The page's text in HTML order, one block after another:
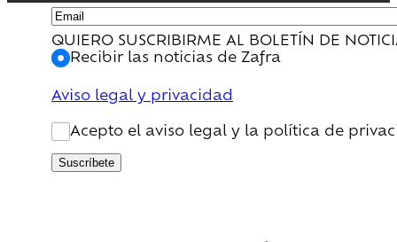
QUIERO SUSCRIBIRME AL BOLETÍN DE
Recibir las noticias de Zafra
Aviso legal y privacidad
Acepto el aviso legal y la política de
Suscríbete